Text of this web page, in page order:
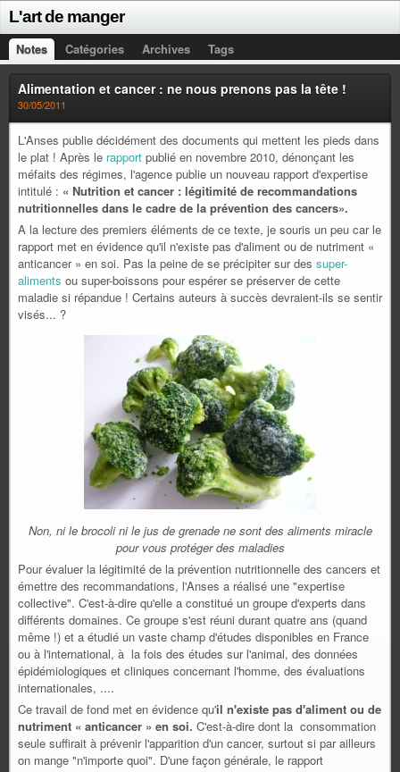
L'art de manger
Notes Catégories Archives Tags
Alimentation et cancer : ne nous prenons pas la tête !
30/05/2011
L'Anses publie décidément des documents qui mettent les pieds dans
le plat ! Après le rapport publié en novembre 2010, dénonçant les
méfaits des régimes, l'agence publie un nouveau rapport d'expertise
intitulé : « Nutrition et cancer : légitimité de recommandations
nutritionnelles dans le cadre de la prévention des cancers».
A la lecture des premiers éléments de ce texte, je souris un peu car le
rapport met en évidence qu'il n'existe pas d'aliment ou de nutriment «
anticancer » en soi. Pas la peine de se précipiter sur des super-
aliments ou super-boissons pour espérer se préserver de cette
maladie si répandue ! Certains auteurs à succès devraient-ils se sentir
visés... ?
Non, ni le brocoli ni le jus de grenade ne sont des aliments miracle
pour vous protéger des maladies
Pour évaluer la légitimité de la prévention nutritionnelle des cancers et
émettre des recommandations, l'Anses a réalisé une "expertise
collective". C'est-à-dire qu'elle a constitué un groupe d'experts dans
différents domaines. Ce groupe s'est réuni durant quatre ans (quand
même !) et a étudié un vaste champ d'études disponibles en France
ou à l'international, à la fois des études sur l'animal, des données
épidémiologiques et cliniques concernant l'homme, des évaluations
internationales, ....
Ce travail de fond met en évidence qu'il n'existe pas d'aliment ou de
nutriment « anticancer » en soi. C'est-à-dire dont la consommation
seule suffirait à prévenir l'apparition d'un cancer, surtout si par ailleurs
on mange "n'importe quoi". D'une façon générale, le rapport